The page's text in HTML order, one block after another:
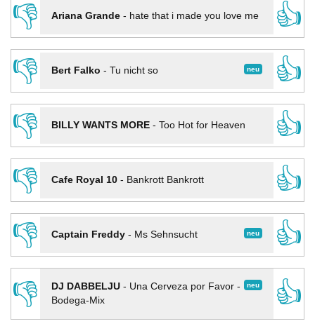
👎
Ariana Grande- hate that i made you love me
👍
👎
neu
Bert Falko - Tu nicht so
👍
👎
BILLY WANTS MORE- Too Hot for Heaven
👍
👎
Cafe Royal 10- Bankrott Bankrott
👍
👎
neu
Captain Freddy- Ms Sehnsucht
👍
👎
neu
DJ DABBELJU- Una Cerveza por Favor -
Bodega-Mix
👍